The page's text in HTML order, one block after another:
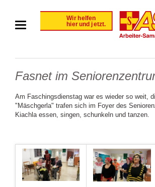
Fasnet im
Am Faschingsdienstag war es wieder so weit,
"Mäschgerla" trafen sich im Foyer des
Kiachla essen, singen, schunkeln und tanzen.